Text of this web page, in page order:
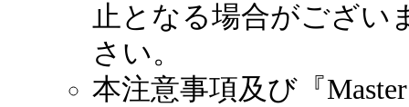
止となる場合がござい
さい。
本注意事項及び『